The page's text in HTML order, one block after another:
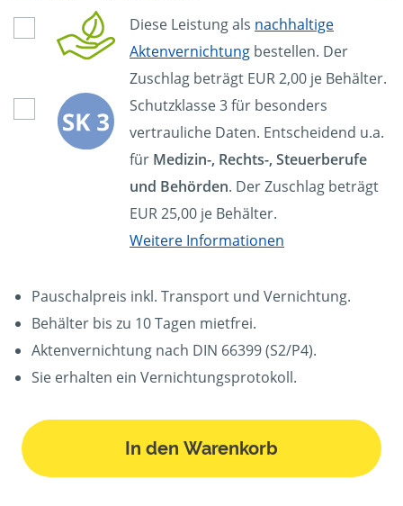
Diese Leistung als nachhaltige
Aktenvernichtung bestellen. Der
Zuschlag beträgt EUR 2,00 je Behälter.
Schutzklasse 3 für besonders
vertrauliche Daten. Entscheidend u.a.
für Medizin-, Rechts-, Steuerberufe
und Behörden. Der Zuschlag beträgt
EUR 25,00 je Behälter.
Weitere Informationen
Pauschalpreis inkl. Transport und Vernichtung.
Behälter bis zu 10 Tagen mietfrei.
Aktenvernichtung nach DIN 66399 (S2/P4).
Sie erhalten ein Vernichtungsprotokoll.
In den Warenkorb